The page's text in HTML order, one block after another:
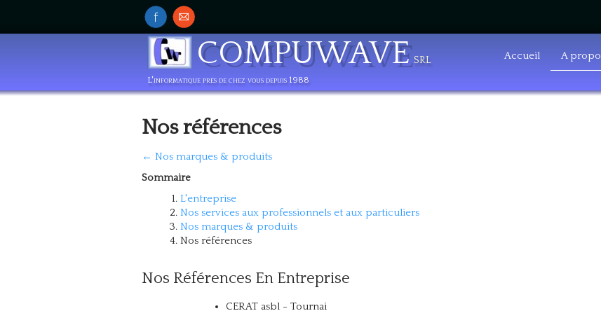
COMPUWAVE srl
L'informatique près de chez vous depuis 1988
Accueil A
Nos références
← Nos marques & produits
Sommaire
L'entreprise
Nos services aux professionnels et aux particuliers
Nos marques & produits
Nos références
Nos Références En Entreprise
CERAT asbl - Tournai